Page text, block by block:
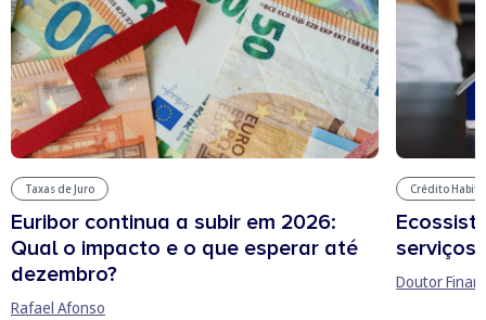
Taxas de Juro
Euribor continua a subir em 2026:
Qual o impacto e o que esperar até
dezembro?
Rafael Afonso
Crédito
serviços
Doutor